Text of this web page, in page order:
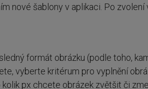
nové šablony v aplikaci. Po
formát obrázku (podle toho,
vyberte kritérum pro vyplnění
px chcete obrázek zvětšit či